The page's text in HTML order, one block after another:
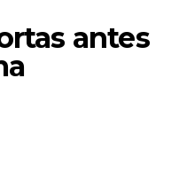
antes